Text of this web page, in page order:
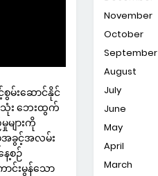
မ်းဆောင်နိုင်
သုံး ဘေးထွက်
များကို
အခွင့်အလမ်း
စဉ်
ာင်းမွန်သော
November
October
September
August
July
June
May
April
March